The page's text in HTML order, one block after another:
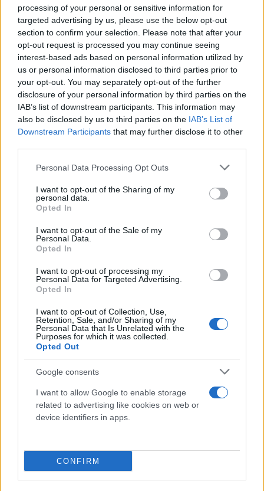
processing of your personal or sensitive information for
targeted advertising by us, please use the below opt-out
section to confirm your selection. Please note that after your
opt-out request is processed you may continue seeing
interest-based ads based on personal information utilized by
us or personal information disclosed to third parties prior to
your opt-out. You may separately opt-out of the further
disclosure of your personal information by third parties on the
IAB’s list of downstream participants. This information may
also be disclosed by us to third parties on the IAB’s List of
Downstream Participants that may further disclose it to other
Please note that this website/app uses one or more Google
not limited to your visit or usage behaviour. You may click to
grant or deny consent to Google and its third-party tags to
use your data for below specified purposes in below Google
consent section.
Personal Data Processing Opt Outs
I want to opt-out of the Sharing of my
personal data.
Opted In
I want to opt-out of the Sale of my
Personal Data.
Opted In
I want to opt-out of processing my
Personal Data for Targeted Advertising.
Opted In
I want to opt-out of Collection, Use,
Retention, Sale, and/or Sharing of my
Personal Data that Is Unrelated with the
Purposes for which it was collected.
Opted Out
Google consents
I want to allow Google to enable storage
related to advertising like cookies on web or
device identifiers in apps.
CONFIRM
Προϊστορίας Σπηλαίων Μάνης,
η αποκατάσταση, ανακαίνιση και
λειτουργική αναβάθμιση των υφιστάμενων
κτηριακών εγκαταστάσεων εισόδου,
αναψυκτήριου, εργαστηρίων, χώρων
υγιεινής και εστιατορίου,
η αναβάθμιση των διαμορφώσεων του
περιβάλλοντος χώρου,
η κατασκευή νέων στεγάστρων και ειδικών
η ανάπτυξη σύγχρονων
ηλεκτρομηχανολογικών δικτύων και
φωτισμού,
καθώς και ο εκσυγχρονισμός του
υφιστάμενου βιολογικού καθαρισμού.
Η έναρξη των εργασιών αναμένεται εντός των
επόμενων ημερών.